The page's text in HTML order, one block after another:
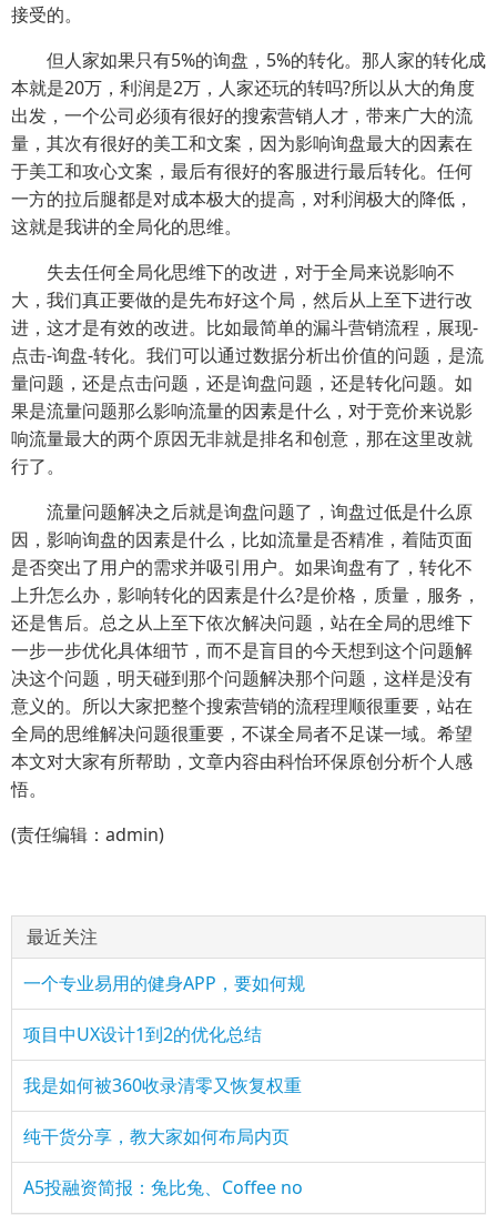
接受的。
但人家如果只有5%的询盘，5%的转化。那人家的转化成
本就是20万，利润是2万，人家还玩的转吗?所以从大的角度
出发，一个公司必须有很好的搜索营销人才，带来广大的流
量，其次有很好的美工和文案，因为影响询盘最大的因素在
于美工和攻心文案，最后有很好的客服进行最后转化。任何
一方的拉后腿都是对成本极大的提高，对利润极大的降低，
这就是我讲的全局化的思维。
失去任何全局化思维下的改进，对于全局来说影响不
大，我们真正要做的是先布好这个局，然后从上至下进行改
进，这才是有效的改进。比如最简单的漏斗营销流程，展现-
点击-询盘-转化。我们可以通过数据分析出价值的问题，是流
量问题，还是点击问题，还是询盘问题，还是转化问题。如
果是流量问题那么影响流量的因素是什么，对于竞价来说影
响流量最大的两个原因无非就是排名和创意，那在这里改就
行了。
流量问题解决之后就是询盘问题了，询盘过低是什么原
因，影响询盘的因素是什么，比如流量是否精准，着陆页面
是否突出了用户的需求并吸引用户。如果询盘有了，转化不
上升怎么办，影响转化的因素是什么?是价格，质量，服务，
还是售后。总之从上至下依次解决问题，站在全局的思维下
一步一步优化具体细节，而不是盲目的今天想到这个问题解
决这个问题，明天碰到那个问题解决那个问题，这样是没有
意义的。所以大家把整个搜索营销的流程理顺很重要，站在
全局的思维解决问题很重要，不谋全局者不足谋一域。希望
本文对大家有所帮助，文章内容由科怡环保原创分析个人感
悟。
(责任编辑：admin)
最近关注
一个专业易用的健身APP，要如何规
项目中UX设计1到2的优化总结
我是如何被360收录清零又恢复权重
纯干货分享，教大家如何布局内页
A5投融资简报：兔比兔、Coffee no